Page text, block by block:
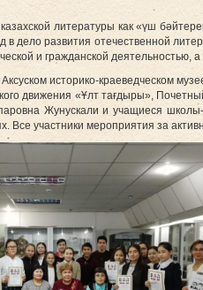
литературы как «үш
в дело развития отечественной
и гражданской деятельностью,
историко-краеведческом
движения «Ұлт тағдыры»,
Жунускали и учащиеся
Все участники мероприятия за